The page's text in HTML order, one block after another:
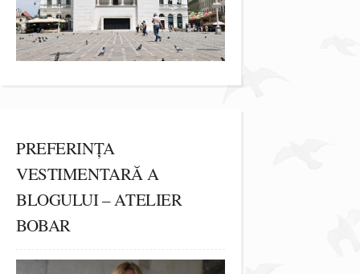
PREFERINȚA
VESTIMENTARĂ A
BLOGULUI – ATELIER
BOBAR